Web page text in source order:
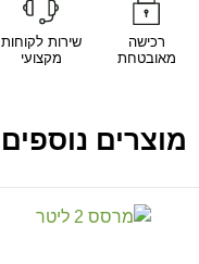
רכישה
מאובטחת
שירות לקוחות
מקצועי
מוצרים נוספים